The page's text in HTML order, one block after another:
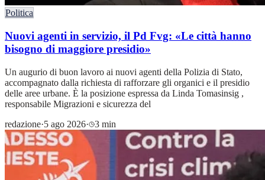
Politica
Nuovi agenti in servizio, il Pd Fvg: «Le città hanno
bisogno di maggiore presidio»
Un augurio di buon lavoro ai nuovi agenti della Polizia di Stato,
accompagnato dalla richiesta di rafforzare gli organici e il presidio
delle aree urbane. È la posizione espressa da Linda Tomasinsig ,
responsabile Migrazioni e sicurezza del
redazione·5 ago 2026· 3 min